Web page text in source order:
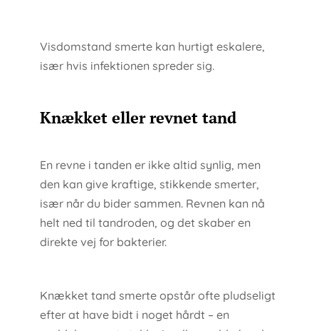
Visdomstand smerte kan hurtigt eskalere,
især hvis infektionen spreder sig.
Knækket eller revnet tand
En revne i tanden er ikke altid synlig, men
den kan give kraftige, stikkende smerter,
især når du bider sammen. Revnen kan nå
helt ned til tandroden, og det skaber en
direkte vej for bakterier.
Knækket tand smerte opstår ofte pludseligt
efter at have bidt i noget hårdt – en